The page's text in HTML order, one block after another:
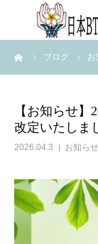
ブログ お
【お知らせ
改定いたしま
2026.04.3 お知らせ
HOME
資格取得
各種申込
講師紹介